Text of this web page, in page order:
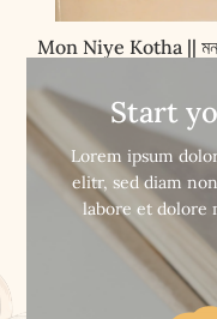
Mon Niye Kotha || মন
 Buy Now
Start
Lorem ipsum
elitr, sed diam
labore et dolore